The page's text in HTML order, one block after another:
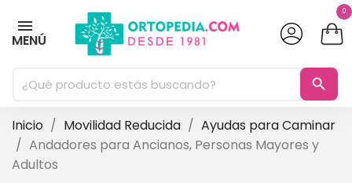
MENÚ
0
search
Inicio Movilidad Reducida
Ayudas para Caminar
Andadores para Ancianos, Personas Mayores y
Adultos